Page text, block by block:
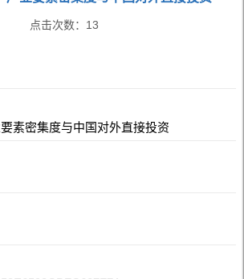
点击次数： 13
素密集度与中国对外直接投资